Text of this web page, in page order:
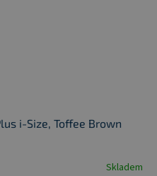
i-Size, Toffee Brown
Skladem